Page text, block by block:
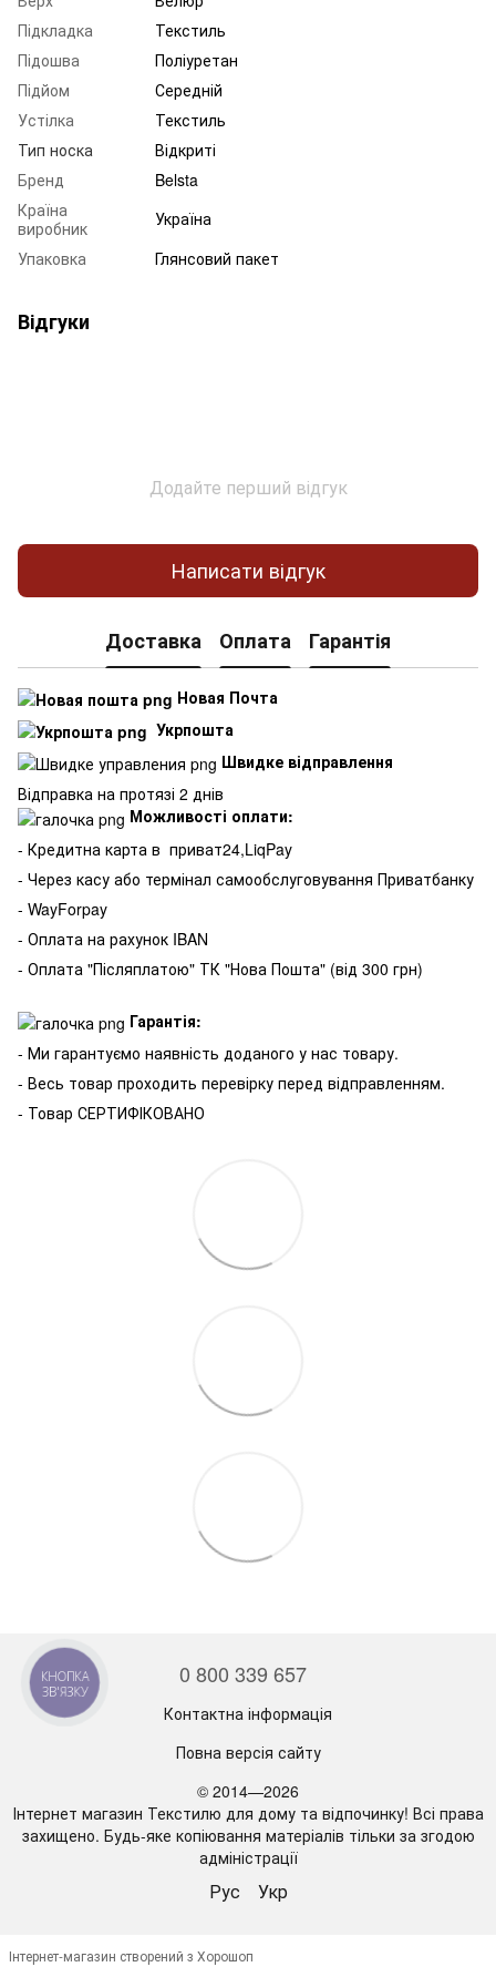
Підкладка
Текстиль
Підошва
Поліуретан
Підйом
Середній
Устілка
Текстиль
Тип носка
Відкриті
Бренд
Belsta
Країна
виробник
Україна
Упаковка
Глянсовий пакет
Відгуки
Додайте перший відгук
Написати відгук
Доставка Оплата Гарантія
Новая Почта
Укрпошта
Швидке відправлення
Відправка на протязі 2 днів
Можливості оплати:
- Кредитна карта в приват24,LiqPay
- Через касу або термінал самообслуговування Приватбанку
- WayForpay
- Оплата на рахунок IBAN
- Оплата "Післяплатою" ТК "Нова Пошта" (від 300 грн)
Гарантія:
- Ми гарантуємо наявність доданого у нас товару.
- Весь товар проходить перевірку перед відправленням.
- Товар СЕРТИФІКОВАНО
0 800 339 657
Контактна інформація
Повна версія сайту
© 2014—2026
Інтернет магазин Текстилю для дому та відпочинку! Всі права
захищено. Будь-яке копіювання матеріалів тільки за згодою
адміністрації
Рус Укр
Інтернет-магазин створений з Хорошоп
КНОПКА
ЗВ'ЯЗКУ